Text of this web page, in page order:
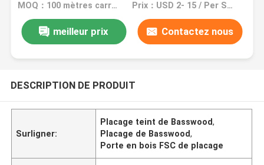
MOQ：100 mètres carrés (m2) Prix：USD 2- 15 / Per Square Meter (M2)
meilleur prix Contactez nous
DESCRIPTION DE PRODUIT
Surligner:
Placage teint de Basswood,
Placage de Basswood,
Porte en bois FSC de placage